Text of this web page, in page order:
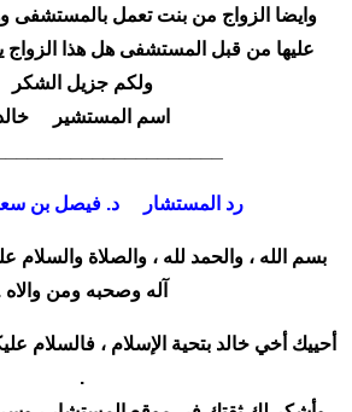
وايضا الزواج من بنت تعمل
عليها من قبل المستشفى هل هذا
ولكم جزيل الشكر
اسم المستشير
رد المستشار د. فيصل بن
بسم الله ، والحمد لله ، والصلاة
آله وصحبه ومن والاه
أحييك أخي خالد بتحية الإسلام ، فالسلام
.